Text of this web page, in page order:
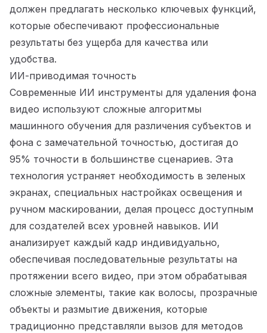
должен предлагать несколько ключевых функций,
которые обеспечивают профессиональные
результаты без ущерба для качества или
удобства.
ИИ-приводимая точность
Современные ИИ инструменты для удаления фона
видео используют сложные алгоритмы
машинного обучения для различения субъектов и
фона с замечательной точностью, достигая до
95% точности в большинстве сценариев. Эта
технология устраняет необходимость в зеленых
экранах, специальных настройках освещения и
ручном маскировании, делая процесс доступным
для создателей всех уровней навыков. ИИ
анализирует каждый кадр индивидуально,
обеспечивая последовательные результаты на
протяжении всего видео, при этом обрабатывая
сложные элементы, такие как волосы, прозрачные
объекты и размытие движения, которые
традиционно представляли вызов для методов